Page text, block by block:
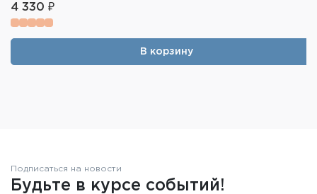
4 330 ₽
В корзину
Подписаться на новости
Будьте в курсе событий!